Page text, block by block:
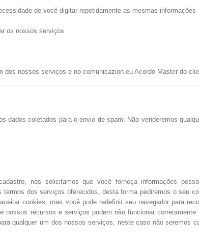
de você digitar repetidamente as mesmas informações
os nossos serviços
nossos serviços e no comunicazion.eu Acordo Master do
dados coletados para o envio de spam. Não venderemos
nós solicitamos que você forneça informações
dos serviços oferecidos, desta forma pediremos o seu
cookies, mas você pode redefinir seu navegador para
nossos recursos e serviços podem não funcionar
qualquer um dos nossos serviços, neste caso não seremos